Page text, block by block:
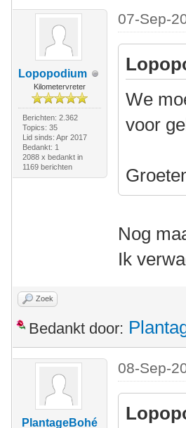
Lopopodium
Kilometervreter
Berichten: 2.362
Topics: 35
Lid sinds: Apr 2017
Bedankt: 1
2088 x bedankt in
1169 berichten
07-Sep-
We
voor
Nog
Ik
Zoek
Bedankt door:
PlantageBohé
08-Sep-